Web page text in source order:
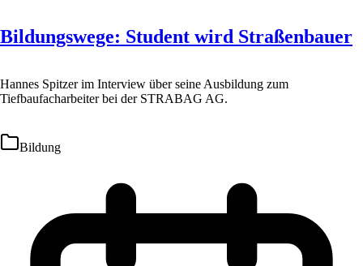
Bildungswege: Student wird Straßenbauer
Hannes Spitzer im Interview über seine Ausbildung zum
Tiefbaufacharbeiter bei der STRABAG AG.
Bildung